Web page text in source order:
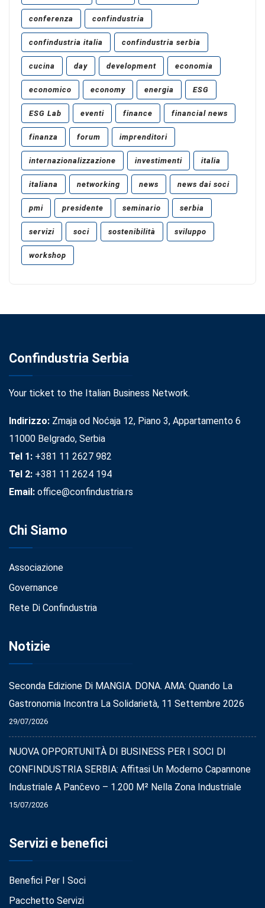
conferenza confindustria
confindustria italia confindustria serbia
cucina day development economia
economico economy energia ESG
ESG Lab eventi finance financial news
finanza forum imprenditori
internazionalizzazione investimenti italia
italiana networking news news dai soci
pmi presidente seminario serbia
servizi soci sostenibilità sviluppo
workshop
Confindustria Serbia
Your ticket to the Italian Business Network.
Indirizzo: Zmaja od Noćaja 12, Piano 3, Appartamento 6
11000 Belgrado, Serbia
Tel 1: +381 11 2627 982
Tel 2: +381 11 2624 194
Email: office@confindustria.rs
Chi Siamo
Associazione
Governance
Rete Di Confindustria
Notizie
Seconda Edizione Di MANGIA. DONA. AMA: Quando La
Gastronomia Incontra La Solidarietà, 11 Settembre 2026
29/07/2026
NUOVA OPPORTUNITÀ DI BUSINESS PER I SOCI DI
CONFINDUSTRIA SERBIA: Affitasi Un Moderno Capannone
Industriale A Pančevo – 1.200 M² Nella Zona Industriale
15/07/2026
Servizi e benefici
Benefici Per I Soci
Pacchetto Servizi